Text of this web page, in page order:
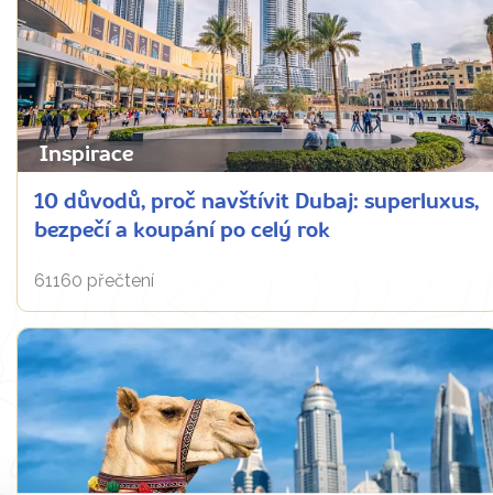
Inspirace
10 důvodů, proč navštívit Dubaj: superluxus,
bezpečí a koupání po celý rok
61160 přečtení